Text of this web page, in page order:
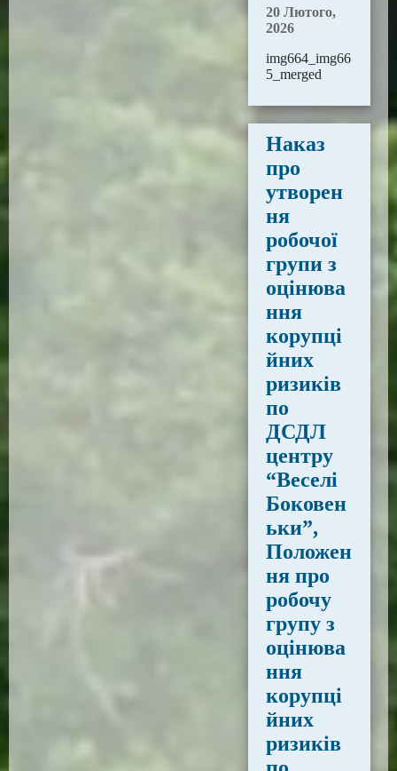
20 Лютого,
2026
img664_img66
5_merged
Наказ
про
утворен
ня
робочої
групи з
оцінюва
ння
корупці
йних
ризиків
по
ДСДЛ
центру
“Веселі
Боковен
ьки”,
Положен
ня про
робочу
групу з
оцінюва
ння
корупці
йних
ризиків